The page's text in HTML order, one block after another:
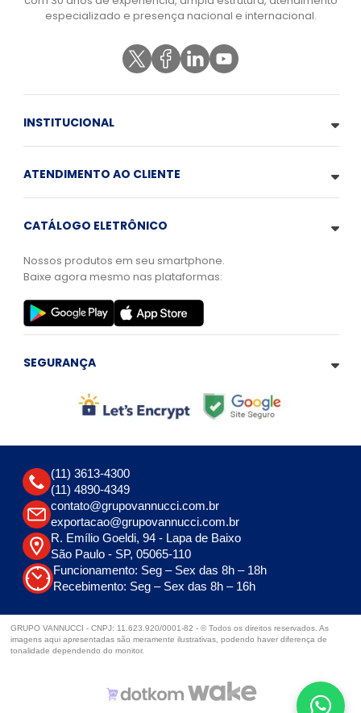
especializado e presença nacional e internacional.
INSTITUCIONAL
ATENDIMENTO AO CLIENTE
CATÁLOGO ELETRÔNICO
Nossos produtos em seu smartphone.
Baixe agora mesmo nas plataformas:
SEGURANÇA
(11) 3613-4300
(11) 4890-4349
contato@grupovannucci.com.br
exportacao@grupovannucci.com.br
R. Emílio Goeldi, 94 - Lapa de Baixo
São Paulo - SP, 05065-110
Funcionamento: Seg – Sex das 8h – 18h
Recebimento: Seg – Sex das 8h – 16h
GRUPO VANNUCCI - CNPJ: 11.623.920/0001-82 - © Todos os direitos reservados. As
imagens aqui apresentadas são meramente ilustrativas, podendo haver diferença de
tonalidade dependendo do monitor.